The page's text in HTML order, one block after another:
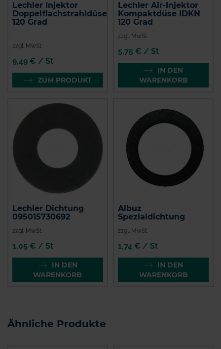
Lechler Injektor
Doppelflachstrahldüse
120 Grad
zzgl. MwSt.
9,49 € / St
ZUM PRODUKT
Lechler Air-Injektor
Kompaktdüse IDKN
120 Grad
zzgl. MwSt.
5,75 € / St
IN DEN
WARENKORB
Lechler Dichtung
095015730692
zzgl. MwSt.
1,05 € / St
IN DEN
WARENKORB
Albuz
Spezialdichtung
zzgl. MwSt.
1,74 € / St
IN DEN
WARENKORB
Ähnliche Produkte